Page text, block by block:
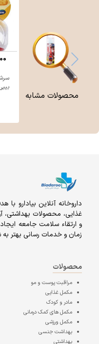
محصولات مشابه
داروخانه آنلاين بيادارو
غذايى، محصولات بهداشتى،
و ارتقاء سلامت جامعه
زمان و خدمات رسانی بهتر
محصولات
مراقبت پوست و مو
مکمل غذایی
مادر و کودک
مکمل های کمک درمانی
مکمل ورزشی
بهداشت جنسی
بهداشتی